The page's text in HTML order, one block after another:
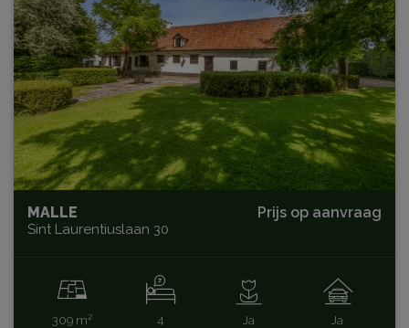
Prijs op aanvraag
MALLE
Sint Laurentiuslaan 30
309 m² 4 Ja Ja